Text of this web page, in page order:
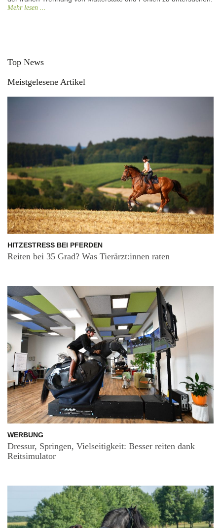
Mehr lesen ...
Top News
Meistgelesene Artikel
HITZESTRESS BEI PFERDEN
Reiten bei 35 Grad? Was Tierärzt:innen raten
WERBUNG
Dressur, Springen, Vielseitigkeit: Besser reiten dank
Reitsimulator